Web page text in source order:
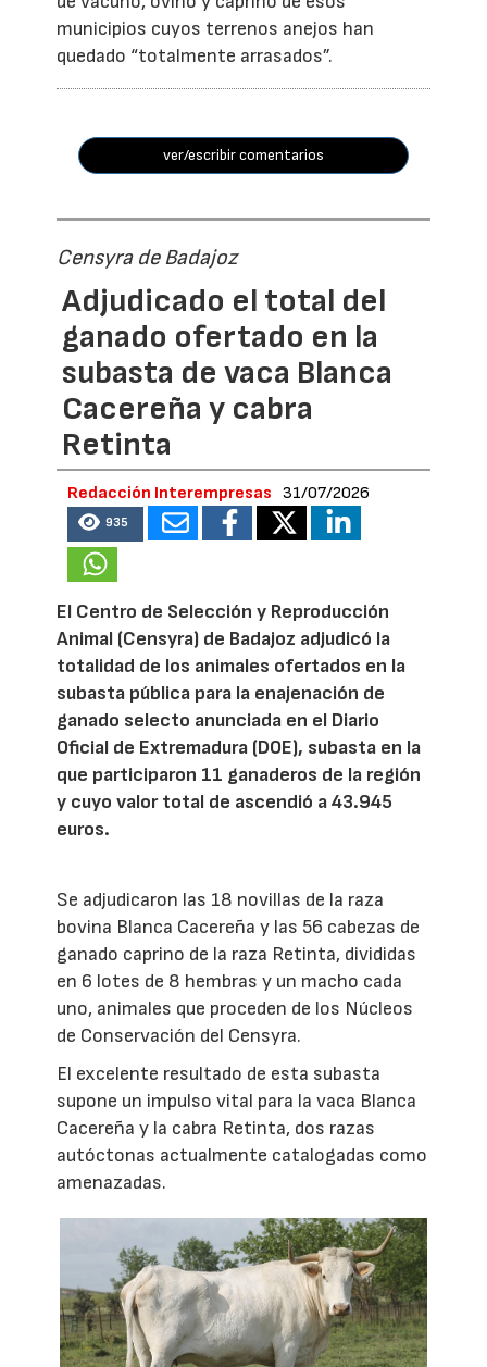
municipios cuyos terrenos anejos han
quedado “totalmente arrasados”.
ver/escribir comentarios
Censyra de Badajoz
Adjudicado el total del
ganado ofertado en la
subasta de vaca Blanca
Cacereña y cabra
Retinta
Redacción Interempresas 31/07/2026
935
El Centro de Selección y Reproducción
Animal (Censyra) de Badajoz adjudicó la
totalidad de los animales ofertados en la
subasta pública para la enajenación de
ganado selecto anunciada en el Diario
Oficial de Extremadura (DOE), subasta en la
que participaron 11 ganaderos de la región
y cuyo valor total de ascendió a 43.945
euros.
Se adjudicaron las 18 novillas de la raza
bovina Blanca Cacereña y las 56 cabezas de
ganado caprino de la raza Retinta, divididas
en 6 lotes de 8 hembras y un macho cada
uno, animales que proceden de los Núcleos
de Conservación del Censyra.
El excelente resultado de esta subasta
supone un impulso vital para la vaca Blanca
Cacereña y la cabra Retinta, dos razas
autóctonas actualmente catalogadas como
amenazadas.